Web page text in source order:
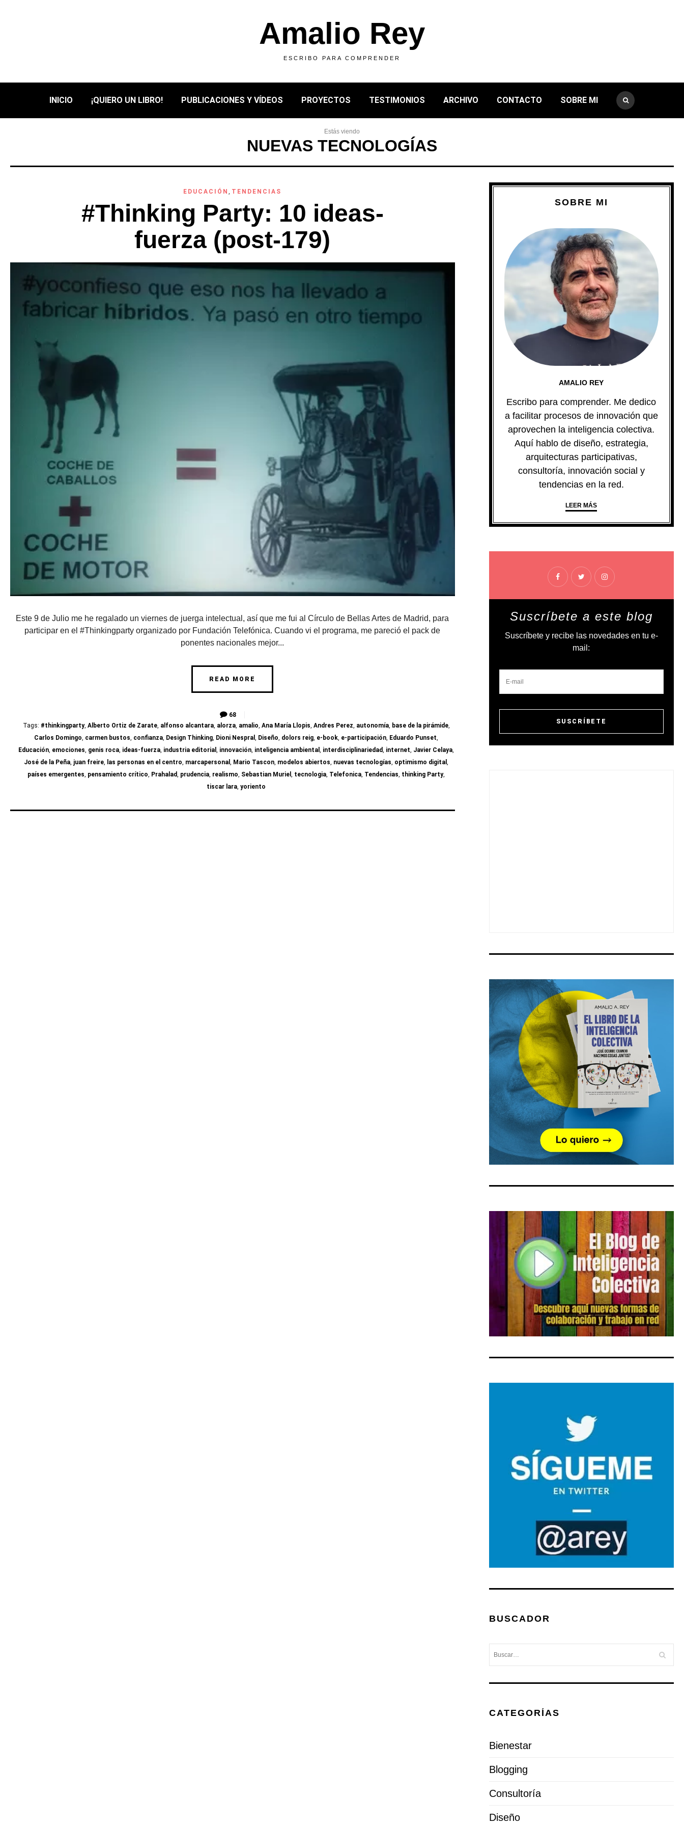
Amalio Rey
ESCRIBO PARA COMPRENDER
INICIO ¡QUIERO UN LIBRO! PUBLICACIONES Y VÍDEOS PROYECTOS TESTIMONIOS ARCHIVO CONTACTO SOBRE MI
Estás viendo
NUEVAS TECNOLOGÍAS
EDUCACIÓN, TENDENCIAS
#Thinking Party: 10 ideas-
fuerza (post-179)
Este 9 de Julio me he regalado un viernes de juerga intelectual, así que me fui al Círculo de Bellas Artes de Madrid, para
participar en el #Thinkingparty organizado por Fundación Telefónica. Cuando vi el programa, me pareció el pack de
ponentes nacionales mejor...
READ MORE
68
Tags: #thinkingparty, Alberto Ortiz de Zarate, alfonso alcantara, alorza, amalio, Ana María Llopis, Andres Perez, autonomía, base de la pirámide,
Carlos Domingo, carmen bustos, confianza, Design Thinking, Dioni Nespral, Diseño, dolors reig, e-book, e-participación, Eduardo Punset,
Educación, emociones, genis roca, ideas-fuerza, industria editorial, innovación, inteligencia ambiental, interdisciplinariedad, internet, Javier Celaya,
José de la Peña, juan freire, las personas en el centro, marcapersonal, Mario Tascon, modelos abiertos, nuevas tecnologías, optimismo digital,
países emergentes, pensamiento crítico, Prahalad, prudencia, realismo, Sebastian Muriel, tecnologia, Telefonica, Tendencias, thinking Party,
tiscar lara,yoriento
SOBRE MI
AMALIO REY
Escribo para comprender. Me dedico
a facilitar procesos de innovación que
aprovechen la inteligencia colectiva.
Aquí hablo de diseño, estrategia,
arquitecturas participativas,
consultoría, innovación social y
tendencias en la red.
LEER MÁS
Suscríbete a este blog
Suscríbete y recibe las novedades en tu e-
mail:
BUSCADOR
CATEGORÍAS
Bienestar
Blogging
Consultoría
Diseño